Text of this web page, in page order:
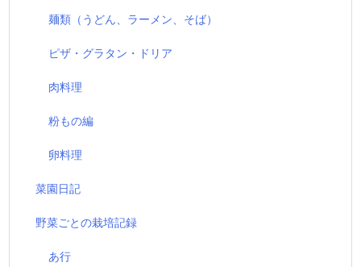
麺類（うどん、ラーメン、そば）
ピザ・グラタン・ドリア
肉料理
粉もの編
卵料理
菜園日記
野菜ごとの栽培記録
あ行